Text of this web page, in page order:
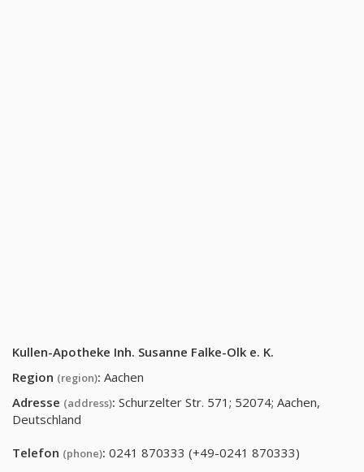
Kullen-Apotheke Inh. Susanne Falke-Olk e. K.
Region (region): Aachen
Adresse (address): Schurzelter Str. 571; 52074; Aachen,
Deutschland
Telefon (phone): 0241 870333 (+49-0241 870333)